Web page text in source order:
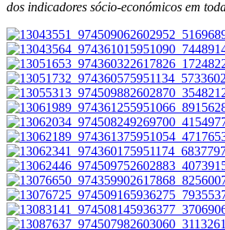
dos indicadores sócio-económicos em